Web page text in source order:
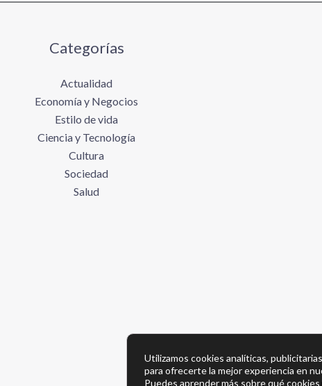
Categorías
Actualidad
Economía y Negocios
Estilo de vida
Ciencia y Tecnología
Cultura
Sociedad
Salud
Utilizamos cookies analíticas,
para ofrecerte la mejor experiencia en
Puedes aprender más sobre qué cookies